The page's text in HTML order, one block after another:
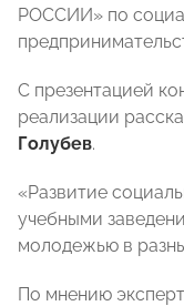
РОССИИ» по
С презентацией
реализации
Голубев.
«Развитие
учебными
молодежью в
По мнению